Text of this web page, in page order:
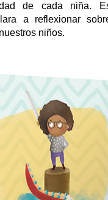
de cada niña.
a reflexionar
niños.